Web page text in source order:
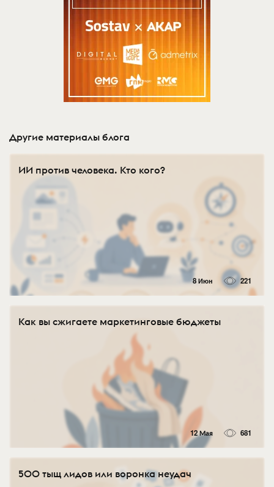
Другие материалы блога
ИИ против человека. Кто кого?
8 Июн 221
Как вы сжигаете маркетинговые бюджеты
12 Мая 681
500 тыщ лидов или воронка неудач